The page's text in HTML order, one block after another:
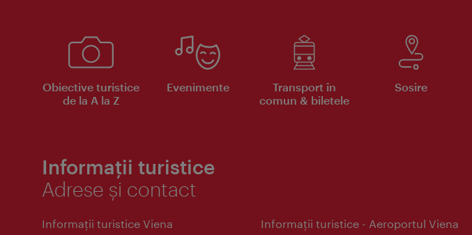
Obiective turistice
de la A la Z
Evenimente
Transport în
comun & biletele
Sosire
Informații turistice
Adrese și contact
Informaţii turistice Viena
Informaţii turistice - Aeroportul Viena